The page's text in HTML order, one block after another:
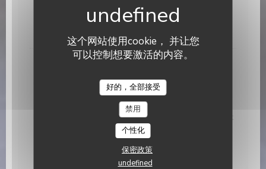
这个网站使用cookie， 并让您
可以控制想要激活的内容。
好的，全部接受
禁用
个性化
保密政策
undefined
coco, huile de sésame et brisures de Panko, frites
fraîches et jolie salade.
26,00 EUR
Brochettes de magret de canard
IGP sud-ouest, sauce miel, soja, menthe, coriandre et
ses frites fraîches
23,00 EUR